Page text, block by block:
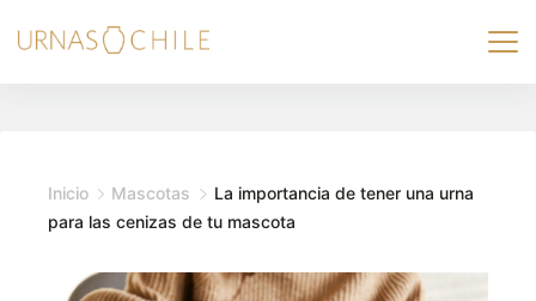
to
Inicio Mascotas
La importancia de tener una urna
para las cenizas de tu mascota